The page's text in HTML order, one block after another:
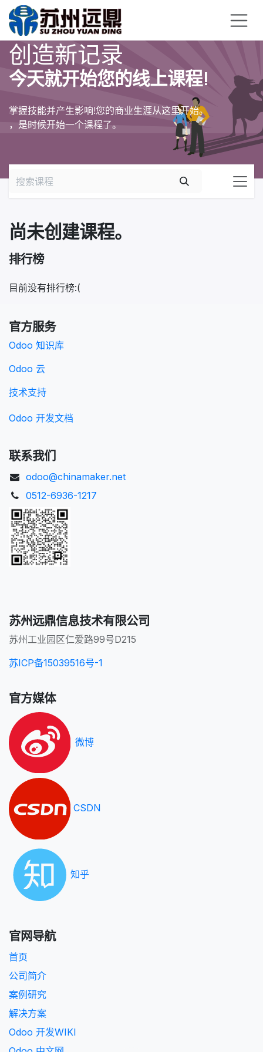
跳至内容
创造新记录
今天就开始您的线上课程!
掌握技能并产生影响!您的商业生涯从这里开始。
，是时候开始一个课程了。
排行榜
目前没有排行榜:(
尚未创建课程。
官方服务
Odoo 知识库
Odoo 云
技术支持
Odoo 开发文档
联系我们
odoo@chinamaker.net
0512-6936-1217
苏州远鼎信息技术有限公司
苏州工业园区仁爱路99号D215
苏ICP备15039516号-1
官方媒体
微博
CSDN
知乎
官网导航
首页
公司简介
案例研究
解决方案
Odoo 开发WIKI